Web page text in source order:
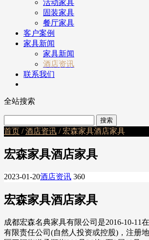
活动家具
固装家具
餐厅家具
客户案例
家具新闻
家具新闻
酒店资讯
联系我们
全站搜索
首页 /酒店资讯 / 宏森家具酒店家具
宏森家具酒店家具
2023-01-20酒店资讯 360
宏森家具酒店家具
成都宏森名典家具有限公司是2016-10-11
有限责任公司(自然人投资或控股)，注册